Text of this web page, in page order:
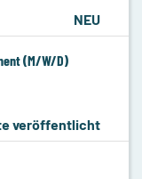
NEU
(M/W/D)
veröffentlicht